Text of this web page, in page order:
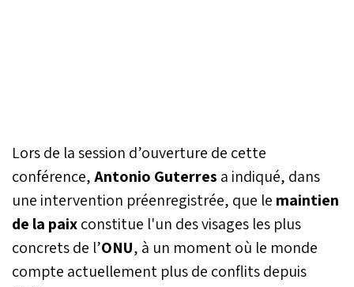
Lors de la session d’ouverture de cette
conférence,Antonio Guterres a indiqué, dans
une intervention préenregistrée, que le maintien
de la paixconstitue l'un des visages les plus
concrets de l’ONU, à un moment où le monde
compte actuellement plus de conflits depuis